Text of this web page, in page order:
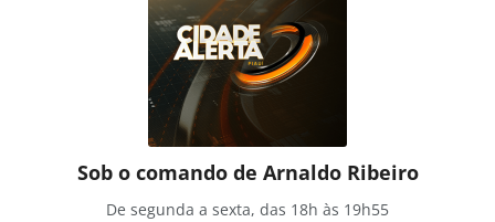
Sob o comando de Arnaldo Ribeiro
De segunda a sexta, das 18h às 19h55